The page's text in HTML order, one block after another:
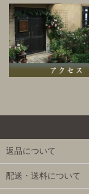
返品について
配送・送料について